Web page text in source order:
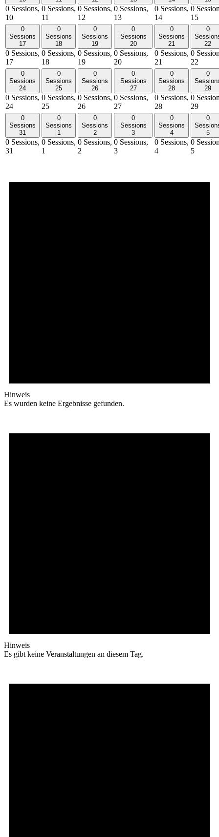
0 Sessions,
10
0 Sessions,
11
0 Sessions,
12
0 Sessions,
13
0 Sessions,
14
0
15
0
Sessions
17
0 Sessions,
17
0
Sessions
18
0 Sessions,
18
0
Sessions
19
0 Sessions,
19
0
Sessions
20
0 Sessions,
20
0
Sessions
21
0 Sessions,
21
0
22
0
22
0
Sessions
24
0 Sessions,
24
0
Sessions
25
0 Sessions,
25
0
Sessions
26
0 Sessions,
26
0
Sessions
27
0 Sessions,
27
0
Sessions
28
0 Sessions,
28
0
29
0
29
0
Sessions
31
0 Sessions,
31
0
Sessions
1
0 Sessions,
1
0
Sessions
2
0 Sessions,
2
0
Sessions
3
0 Sessions,
3
0
Sessions
4
0 Sessions,
4
0
5
0
5
Hinweis
Es wurden keine Ergebnisse gefunden.
Hinweis
Es gibt keine Veranstaltungen an diesem Tag.